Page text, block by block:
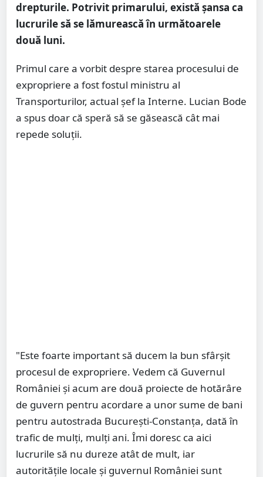
drepturile. Potrivit primarului, există șansa ca
lucrurile să se lămurească în următoarele
două luni.
Primul care a vorbit despre starea procesului de
expropriere a fost fostul ministru al
Transporturilor, actual șef la Interne. Lucian Bode
a spus doar că speră să se găsească cât mai
repede soluții.
"Este foarte important să ducem la bun sfârșit
procesul de expropriere. Vedem că Guvernul
României și acum are două proiecte de hotărâre
de guvern pentru acordare a unor sume de bani
pentru autostrada București-Constanța, dată în
trafic de mulți, mulți ani. Îmi doresc ca aici
lucrurile să nu dureze atât de mult, iar
autoritățile locale și guvernul României sunt